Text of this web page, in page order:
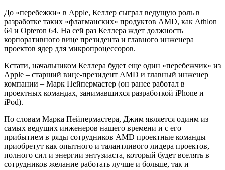
До «перебежки» в Apple, Келлер сыграл ведущую роль в
разработке таких «флагманских» продуктов AMD, как Athlon
64 и Opteron 64. На сей раз Келлера ждет должность
корпоративного вице президента и главного инженера
проектов ядер для микропроцессоров.
Кстати, начальником Келлера будет еще один «перебежчик» из
Apple – старший вице-президент AMD и главный инженер
компании – Марк Пейпермастер (он ранее работал в
проектных командах, занимавшихся разработкой iPhone и
iPod).
По словам Марка Пейпермастера, Джим является одинм из
самых ведущих инженеров нашего времени и с его
прибытием в ряды сотрудников AMD проектные команды
приобретут как опытного и талантливого лидера проектов,
полного сил и энергии энтузиаста, который будет вселять в
сотрудников желание работать лучше и больше, так и